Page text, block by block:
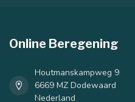
Online Beregening
Houtmanskampweg 9
6669 MZ Dodewaard
Nederland